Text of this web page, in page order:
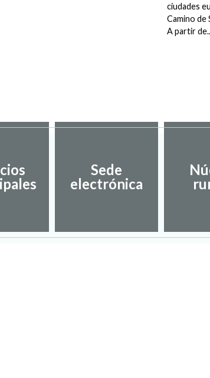
ciudades
Camino de
A partir
Sede
electrónica